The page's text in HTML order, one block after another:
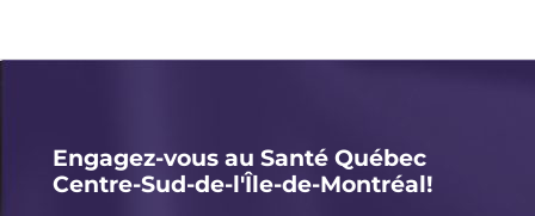
k
I
n
ai
c
o
o
Engagez-vous au Santé Québec
Centre-Sud-de-l'Île-de-Montréal!